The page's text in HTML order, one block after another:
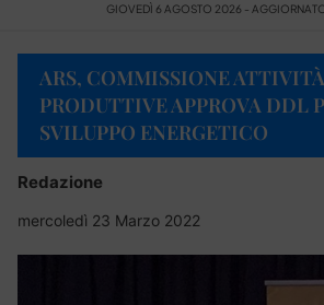
GIOVEDÌ 6 AGOSTO 2026 -
ARS, COMMISSIONE ATTIVITÀ
PRODUTTIVE APPROVA DDL
SVILUPPO ENERGETICO
Redazione
mercoledì 23 Marzo 2022